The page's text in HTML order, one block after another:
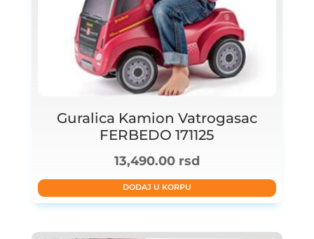
Guralica Kamion Vatrogasac
FERBEDO 171125
13,490.00 rsd
DODAJ U KORPU